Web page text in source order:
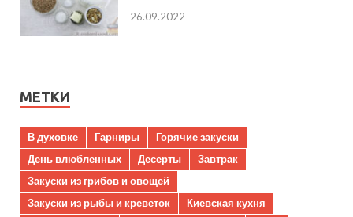
26.09.2022
МЕТКИ
В духовке Гарниры
Горячие закуски
День влюбленных
Десерты
Завтрак
Закуски из грибов и овощей
Закуски из рыбы и креветок
Киевская кухня